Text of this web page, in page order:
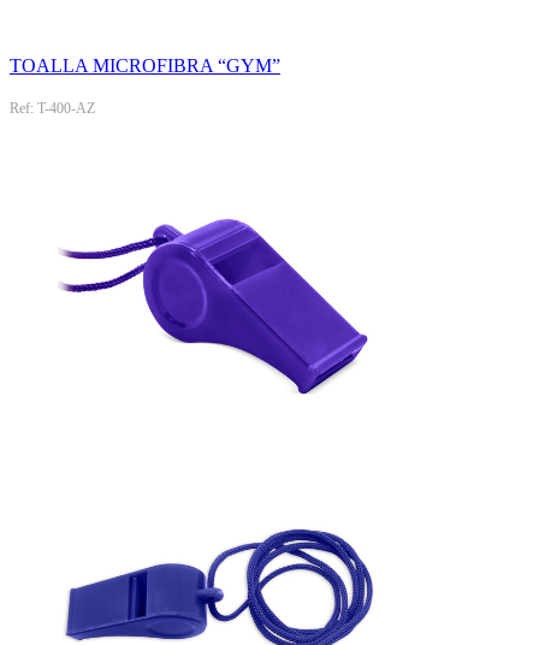
TOALLA MICROFIBRA “GYM”
Ref: T-400-AZ